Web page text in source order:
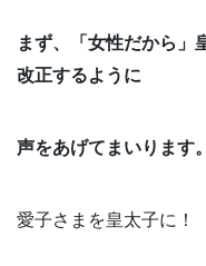
まず、「女性だから」
改正するように
声をあげてまいります。
愛子さまを皇太子に！